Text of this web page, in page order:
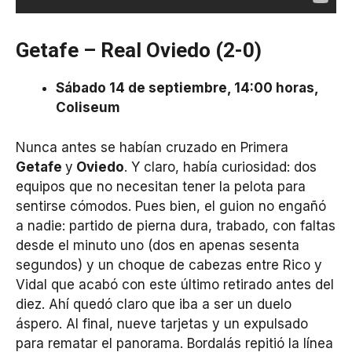
Getafe – Real Oviedo (2-0)
Sábado 14 de septiembre, 14:00 horas,
Coliseum
Nunca antes se habían cruzado en Primera
Getafe y Oviedo. Y claro, había curiosidad: dos
equipos que no necesitan tener la pelota para
sentirse cómodos. Pues bien, el guion no engañó
a nadie: partido de pierna dura, trabado, con faltas
desde el minuto uno (dos en apenas sesenta
segundos) y un choque de cabezas entre Rico y
Vidal que acabó con este último retirado antes del
diez. Ahí quedó claro que iba a ser un duelo
áspero. Al final, nueve tarjetas y un expulsado
para rematar el panorama. Bordalás repitió la línea